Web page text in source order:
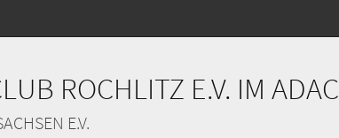
ROCHLITZ E.V. IM ADAC
E.V.